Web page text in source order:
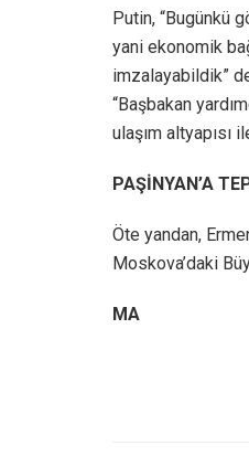
Putin, “Bugünkü
yani ekonomik
imzalayabildik”
“Başbakan
ulaşım
PAŞİNYAN’A
Öte yandan,
Moskova’daki
MA